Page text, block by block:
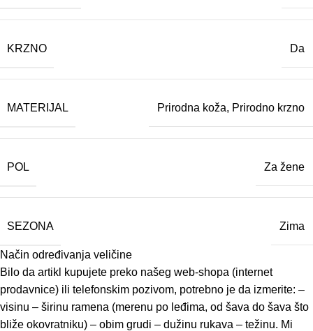
KRZNO Da
MATERIJAL Prirodna koža, Prirodno krzno
POL Za žene
SEZONA Zima
Način određivanja veličine
Bilo da artikl kupujete preko našeg web-shopa (internet
prodavnice) ili telefonskim pozivom, potrebno je da izmerite: –
visinu – širinu ramena (merenu po leđima, od šava do šava što
bliže okovratniku) – obim grudi – dužinu rukava – težinu. Mi